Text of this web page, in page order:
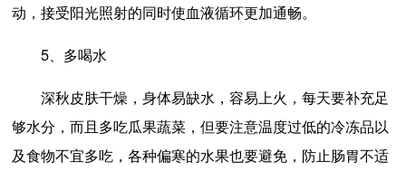
动，接受阳光照射的同时使血液循环更加通畅。
5、多喝水
深秋皮肤干燥，身体易缺水，容易上火，每天要补充足
够水分，而且多吃瓜果蔬菜，但要注意温度过低的冷冻品以
及食物不宜多吃，各种偏寒的水果也要避免，防止肠胃不适